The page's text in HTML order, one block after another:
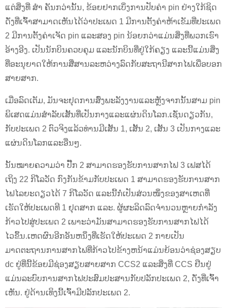
ແຕ່ສິ່ງທີ່ ສຳ ຄັນກວ່ານັ້ນ, ຂ້ອຍຢາກເບິ່ງການປັບຄ່າ pin ຢ່າງໃກ້ຊິດ
ດັ່ງທີ່ເຈົ້າສາມາດເຫັນໄດ້ວ່າປະເພດ 1 ມີການຕັ້ງຄ່າຫ້າເຂັມທີ່ປະເພດ
2 ມີການຕັ້ງຄ່າເຈັດ pin ແລະສອງ pin ນ້ອຍກວ່າແມ່ນສິ່ງທີ່ພວກເຮົາ
ອ້າງອີງ. ເປັນນັກບິນຄວບຄຸມ ແລະນັກບິນທີ່ຢູ່ໃກ້ຄຽງ ແລະນີ້ແມ່ນສິ່ງ
ທີ່ອະນຸຍາດໃຫ້ການສື່ສານລະຫວ່າງລົດກັບສະຖານີສາກໄຟເພື່ອບອກ
ສາຍສາກ.
ເມື່ອລົດເຕັມ, ມັນຈະຢຸດການສົ່ງພະລັງງານແລະຫຼັງຈາກນັ້ນສາມ pin
ພິເສດແມ່ນສໍາລັບເສັ້ນທີ່ເປັນກາງແລະແຜ່ນດິນໂລກ.ເຊັ່ນດຽວກັນ,
ກັບປະເພດ 2 ຕົວຈິງແລ້ວທ່ານມີເສັ້ນ 1, ເສັ້ນ 2, ເສັ້ນ 3 ເປັນກາງແລະ
ແຜ່ນດິນໂລກແລະອື່ນໆ.
ນັ້ນໝາຍຄວາມວ່າ ປັ໊ກ 2 ສາມາດຮອງຮັບການສາກໄຟ 3 ເຟສໄດ້
ເຖິງ 22 ກິໂລວັດ ກົງກັນຂ້າມກັບປະເພດ 1 ສາມາດຮອງຮັບການສາກ
ໄຟໄລຍະດຽວໄດ້ 7 ກິໂລວັດ ແລະນີ້ກໍ່ເປັນສ່ວນໜຶ່ງຂອງສາເຫດທີ່
ເຮັດໃຫ້ປະເພດທີ 1 ຢຸດສາກ ແລະ. ຜູ້ຜະລິດລົດຈໍານວນຫຼາຍກໍາລັງ
ກ້າວໄປສູ່ປະເພດ 2 ເພາະວ່າມັນສາມາດຮອງຮັບການສາກໄຟໄດ້
ໄວຂຶ້ນ.ເຫດຜົນອີກອັນຫນຶ່ງທີ່ເຮັດໃຫ້ປະເພດ 2 ກາຍເປັນ
ມາດຕະຖານການສາກໄຟທີ່ກ້າວໄປຂ້າງຫນ້າແມ່ນຍ້ອນວ່າຊ່ອງສຽບ
dc ຢູ່ທີ່ນີ້ຂ້ອຍມີຊ່ອງສຽບສາຍສາກ CCS2 ແລະສິ່ງທີ່ CCS ຢືນຢູ່
ແມ່ນລະບົບການສາກໄຟປະສົມປະສານກັບປລັກປະເພດ 2, ດັ່ງທີ່ເຈົ້າ
ເຫັນ. ຢູ່ດ້ານເທິງນີ້ເຈົ້າມີປລັກປະເພດ 2.